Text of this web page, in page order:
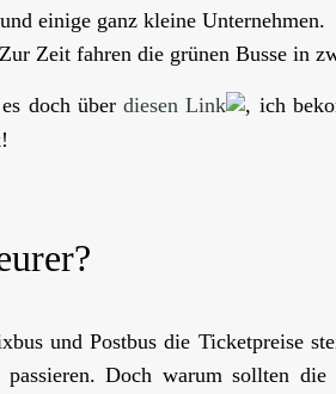
einige ganz kleine Unternehmen.
Zeit fahren die grünen Busse in
doch überdiesen Link
, ich
und Postbus die Ticketpreise
Doch warum sollten die